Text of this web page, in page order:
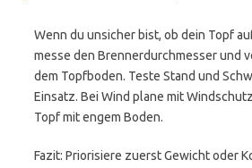
Wenn du unsicher bist, ob dein Topf
messe den Brennerdurchmesser und
dem Topfboden. Teste Stand und
Einsatz. Bei Wind plane mit
Topf mit engem Boden.
Fazit: Priorisiere zuerst Gewicht oder